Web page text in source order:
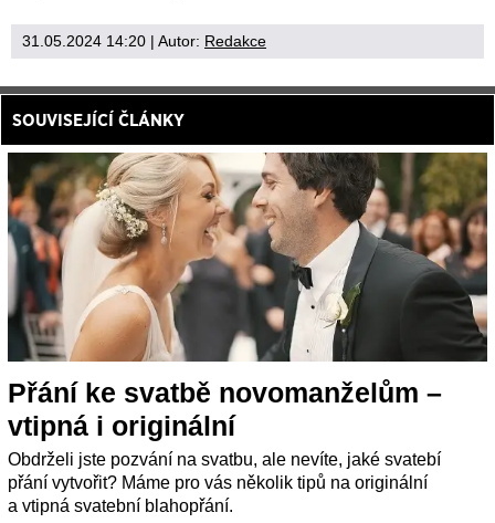
31.05.2024 14:20 | Autor: Redakce
SOUVISEJÍCÍ ČLÁNKY
Přání ke svatbě novomanželům –
vtipná i originální
Obdrželi jste pozvání na svatbu, ale nevíte, jaké svatebí
přání vytvořit? Máme pro vás několik tipů na originální
a vtipná svatební blahopřání.